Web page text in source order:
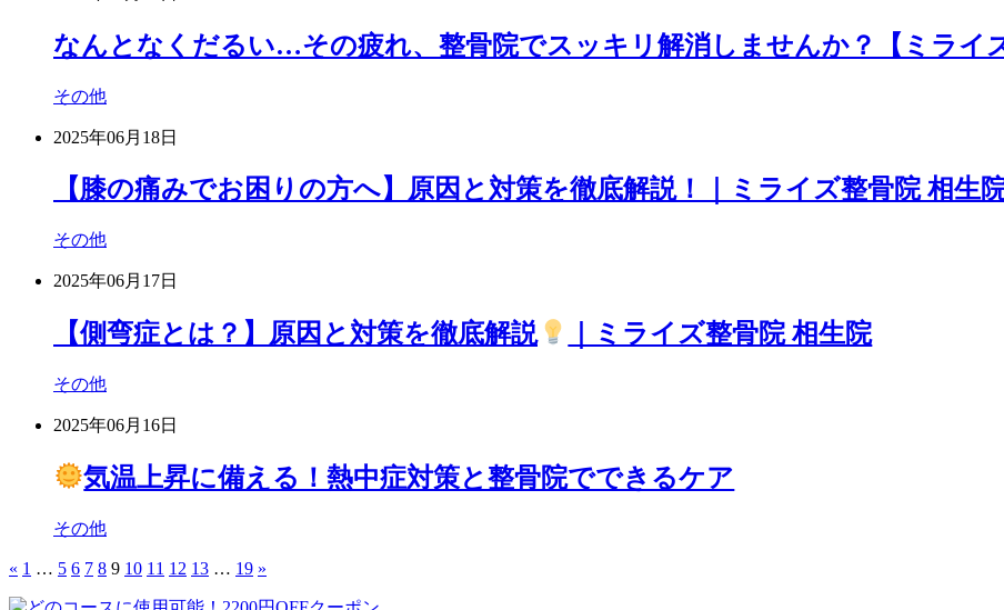
なんとなくだるい…その疲れ、整骨院でスッキリ解消しませんか？【ミライ
その他
2025年06月18日
【膝の痛みでお困りの方へ】原因と対策を徹底解説！｜ミライズ整骨院 相生
その他
2025年06月17日
【側弯症とは？】原因と対策を徹底解説 ｜ミライズ整骨院 相生院
その他
2025年06月16日
気温上昇に備える！熱中症対策と整骨院でできるケア
その他
« 1 … 5 6 7 8 9 10 11 12 13 … 19 »